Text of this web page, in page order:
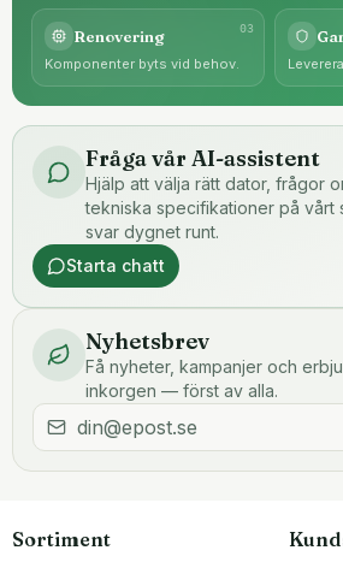
03
Renovering
Komponenter byts vid behov.
Fråga vår AI-assistent
Hjälp att välja rätt dator, frågor
tekniska specifikationer på
svar dygnet runt.
Starta chatt
Nyhetsbrev
Få nyheter, kampanjer och
inkorgen — först av alla.
Sortiment